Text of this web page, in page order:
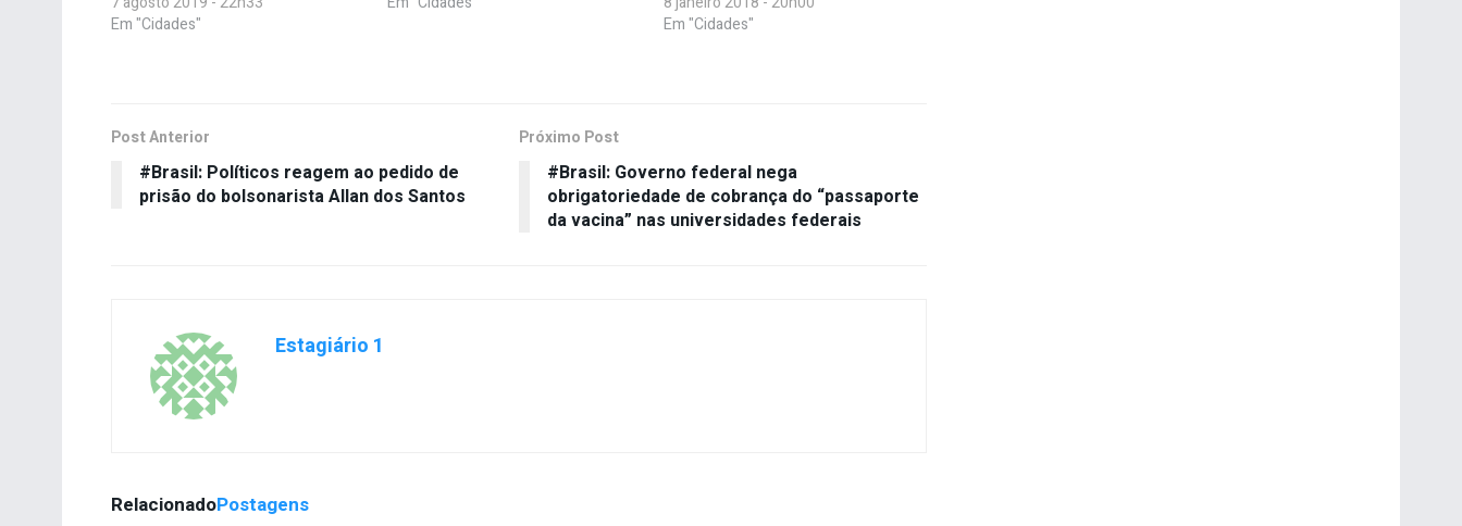
Em "Cidades"
Em "Cidades"
Post Anterior
#Brasil: Políticos reagem ao pedido de
prisão do bolsonarista Allan dos Santos
Próximo Post
#Brasil: Governo federal nega
obrigatoriedade de cobrança do “passaporte
da vacina” nas universidades federais
Estagiário 1
RelacionadoPostagens